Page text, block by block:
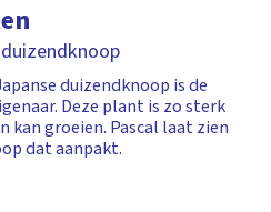
duizendknoop is de
Deze plant is zo sterk
kan groeien. Pascal laat zien
dat aanpakt.